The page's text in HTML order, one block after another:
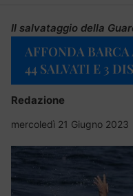
Il salvataggio della
AFFONDA
44 SALVATI E 3
Redazione
mercoledì 21 Giugno 2023